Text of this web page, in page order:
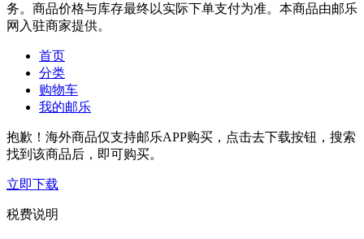
务。商品价格与库存最终以实际下单支付为准。本商品由邮乐
网入驻商家提供。
首页
分类
购物车
我的邮乐
抱歉！海外商品仅支持邮乐APP购买，点击去下载按钮，搜索
找到该商品后，即可购买。
立即下载
税费说明